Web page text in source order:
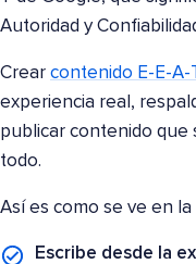
Autoridad y
Crear contenido E-E-A-
experiencia real,
publicar contenido que
todo.
Así es como se ve en la
Escribe desde la